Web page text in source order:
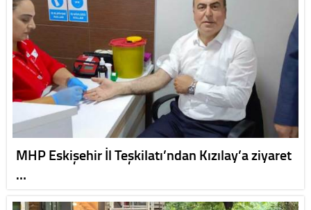
MHP Eskişehir İl Teşkilatı’ndan Kızılay’a ziyaret
…